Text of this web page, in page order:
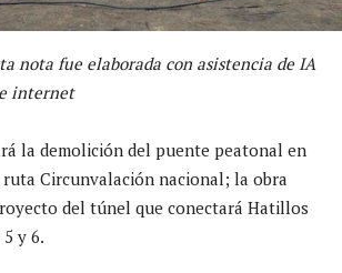
nota fue elaborada con asistencia de IA
internet
la demolición del puente peatonal en
Circunvalación nacional; la obra
del túnel que conectará Hatillos
y 6.